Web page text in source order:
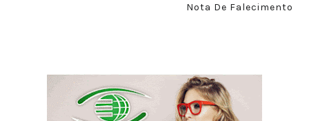
Nota De Falecimento